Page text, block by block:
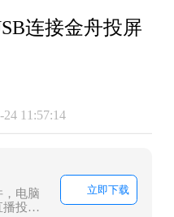
连接金舟投屏
11:57:14
，电脑
播投
立即下载